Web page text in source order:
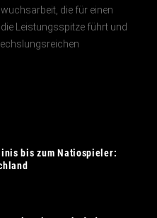
die für einen
Leistungs­spitze führt und
bis zum Natiospieler: